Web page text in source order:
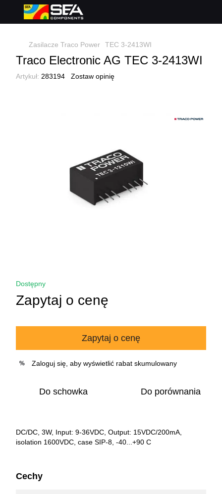
Zasilacze Traco Power TEC 3-2413WI
Traco Electronic AG TEC 3-2413WI
Artykuł: 283194 Zostaw opinię
Dostępny
Zapytaj o cenę
Zapytaj o cenę
% Zaloguj się , aby wyświetlić rabat skumulowany
Do schowka Do porównania
DC/DC, 3W, Input: 9-36VDC, Output: 15VDC/200mA,
isolation 1600VDC, case SIP-8, -40...+90 C
Cechy